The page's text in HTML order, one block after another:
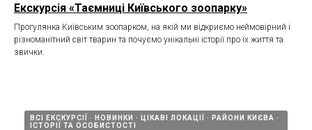
Екскурсія «Таємниці Київського зоопарку»
Прогулянка Київським зоопарком, на якій ми відкриємо неймовірний і
різноманітний світ тварин та почуємо унікальні історії про їх життя та
звички.
ВСІ ЕКСКУРСІЇ НОВИНКИ ЦІКАВІ ЛОКАЦІЇ
РАЙОНИ КИЄВА
ІСТОРІЇ ТА ОСОБИСТОСТІ